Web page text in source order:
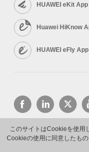
このサイトはCookieを使用
Cookieの使用に同意したも
HUAWEI eKit App
Huawei HiKnow
HUAWEI eFly App
Copyright © 2026
プラ